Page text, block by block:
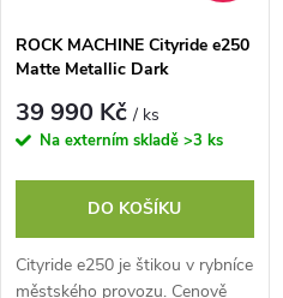
p
r
o
d
s
p
r
d
ROCK MACHINE Cityride e250
Matte Metallic Dark
39 990 Kč/ ks
Na externím skladě >3 ks
DO KOŠÍKU
Cityride e250 je štikou v rybníce
městského provozu. Cenově